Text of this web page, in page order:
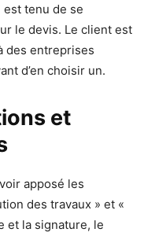
tenu de se
le devis. Le client est
des entreprises
d’en choisir un.
et
apposé les
des travaux » et «
et la signature, le